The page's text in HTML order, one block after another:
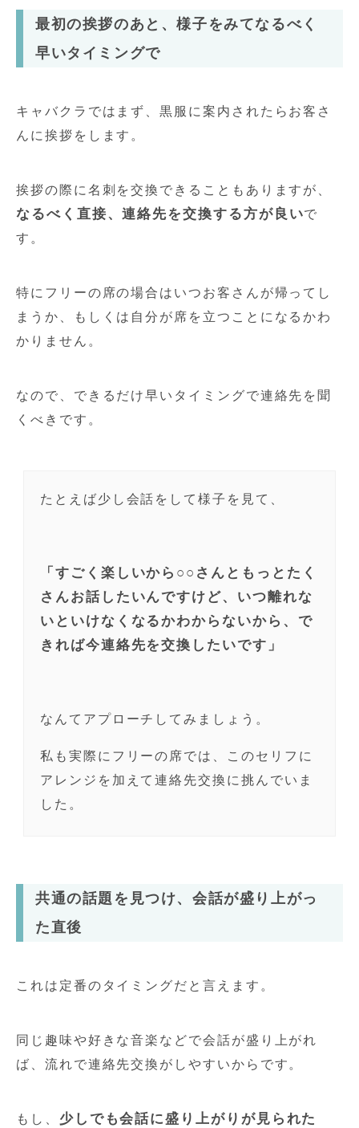
最初の挨拶のあと、様子をみてなるべく
早いタイミングで
キャバクラではまず、黒服に案内されたらお客さ
んに挨拶をします。
挨拶の際に名刺を交換できることもありますが、
なるべく直接、連絡先を交換する方が良いで
す。
特にフリーの席の場合はいつお客さんが帰ってし
まうか、もしくは自分が席を立つことになるかわ
かりません。
なので、できるだけ早いタイミングで連絡先を聞
くべきです。
たとえば少し会話をして様子を見て、
「すごく楽しいから○○さんともっとたく
さんお話したいんですけど、いつ離れな
いといけなくなるかわからないから、で
きれば今連絡先を交換したいです」
なんてアプローチしてみましょう。
私も実際にフリーの席では、このセリフに
アレンジを加えて連絡先交換に挑んでいま
した。
共通の話題を見つけ、会話が盛り上がっ
た直後
これは定番のタイミングだと言えます。
同じ趣味や好きな音楽などで会話が盛り上がれ
ば、流れで連絡先交換がしやすいからです。
もし、 少しでも会話に盛り上がりが見られた